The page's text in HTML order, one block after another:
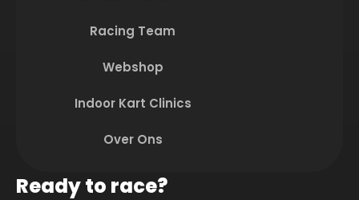
Racing Team
Webshop
Indoor Kart Clinics
Over Ons
Ready to race?